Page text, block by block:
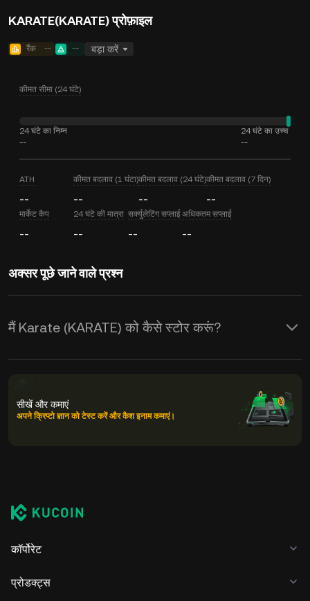
KARATE(KARATE) प्रोफ़ाइल
रैंक -- -- बड़ा करें
कीमत सीमा (24 घंटे)
24 घंटे का निम्न
--
24 घंटे का उच्च
--
ATH
--
कीमत बदलाव (1 घंटा)
--
कीमत बदलाव (24 घंटे)
--
कीमत बदलाव (7 दिन)
--
मार्केट कैप
--
24 घंटे की मात्रा
--
सर्क्युलेटिंग सप्लाई
--
अधिकतम सप्लाई
--
अक्सर पूछे जाने वाले प्रश्न
मैं Karate (KARATE) को कैसे स्टोर करूं?
सीखें और कमाएं
अपने क्रिप्टो ज्ञान को टेस्ट करें और कैश इनाम कमाएं।
कॉर्पोरेट
प्रोडक्ट्स